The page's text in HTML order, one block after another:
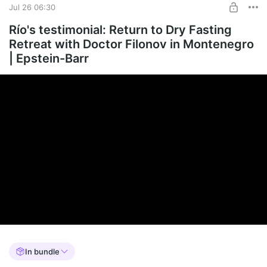
Jul 26 06:30
Río's testimonial: Return to Dry Fasting
Retreat with Doctor Filonov in Montenegro
| Epstein-Barr
In bundle